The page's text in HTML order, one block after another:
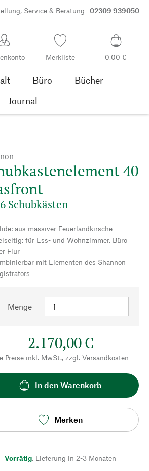
Service & Beratung 02309 939050
Merkliste 0,00 €
Büro
Bücher
Journal
40
Schubkästen
aus massiver Feuerlandkirsche
für Ess- und Wohnzimmer, Büro
Flur
mit Elementen des Shannon
Menge
2.170,00 €
Preise inkl. MwSt., zzgl. Versandkosten
In den Warenkorb
Merken
Vorrätig, Lieferung in 2-3 Monaten